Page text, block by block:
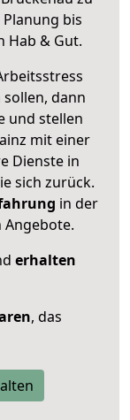
bis
Hab & Gut.
dann
und stellen
mit einer
Dienste in
sich zurück.
in der
Angebote.
erhalten
, das